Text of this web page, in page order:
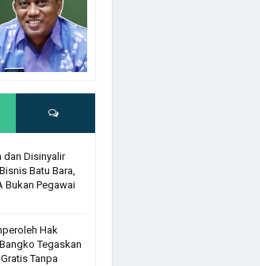
dan Disinyalir
Batu Bara,
Bukan Pegawai
Hak
Tegaskan
Tanpa